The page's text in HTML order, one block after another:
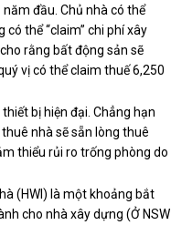
đầu. Chủ nhà có thể
thể “claim” chi phí xây
rằng bất động sản sẽ
vị có thể claim thuế 6,250
bị hiện đại. Chẳng hạn
nhà sẽ sẵn lòng thuê
thiểu rủi ro trống phòng do
(HWI) là một khoảng bắt
cho nhà xây dựng (Ở NSW